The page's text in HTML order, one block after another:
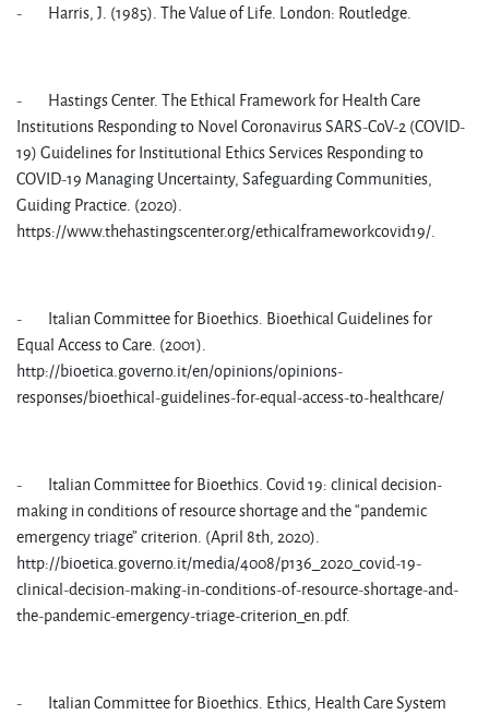
- Harris, J. (1985). The Value of Life. London: Routledge.
- Hastings Center. The Ethical Framework for Health Care
Institutions Responding to Novel Coronavirus SARS-CoV-2 (COVID-
19) Guidelines for Institutional Ethics Services Responding to
COVID-19 Managing Uncertainty, Safeguarding Communities,
Guiding Practice. (2020).
https://www.thehastingscenter.org/ethicalframeworkcovid19/.
- Italian Committee for Bioethics. Bioethical Guidelines for
Equal Access to Care. (2001).
http://bioetica.governo.it/en/opinions/opinions-
responses/bioethical-guidelines-for-equal-access-to-healthcare/
- Italian Committee for Bioethics. Covid 19: clinical decision-
making in conditions of resource shortage and the “pandemic
emergency triage” criterion. (April 8th, 2020).
http://bioetica.governo.it/media/4008/p136_2020_covid-19-
clinical-decision-making-in-conditions-of-resource-shortage-and-
the-pandemic-emergency-triage-criterion_en.pdf.
- Italian Committee for Bioethics. Ethics, Health Care System